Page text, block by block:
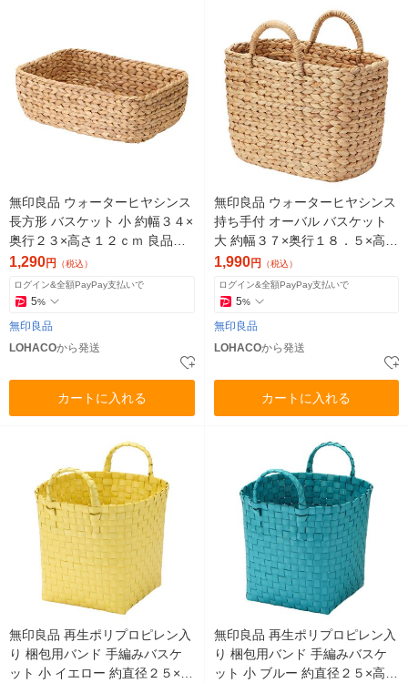
無印良品 ウォーターヒヤシンス
長方形 バスケット 小 約幅３４×
奥行２３×高さ１２ｃｍ 良品計
画
1,290円 （税込）
ログイン&全額PayPay支払いで
5%
無印良品
LOHACOから発送
カートに入れる
無印良品 ウォーターヒヤシンス
持ち手付 オーバル バスケット
大 約幅３７×奥行１８．５×高さ
２６ｃｍ 良品計画
1,990円 （税込）
ログイン&全額PayPay支払いで
5%
無印良品
LOHACOから発送
カートに入れる
無印良品 再生ポリプロピレン入
り 梱包用バンド 手編みバスケ
ット 小 イエロー 約直径２５×高
無印良品 再生ポリプロピレン入
り 梱包用バンド 手編みバスケ
ット 小 ブルー 約直径２５×高さ